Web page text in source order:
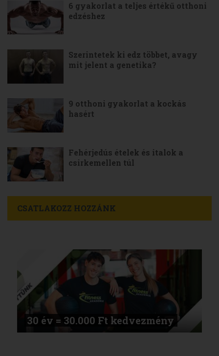
6 gyakorlat a teljes értékű otthoni
edzéshez
Szerintetek ki edz többet, avagy
mit jelent a genetika?
9 otthoni gyakorlat a kockás
hasért
Fehérjedús ételek és italok a
csirkemellen túl
CSATLAKOZZ HOZZÁNK
30 év = 30.000 Ft kedvezmény